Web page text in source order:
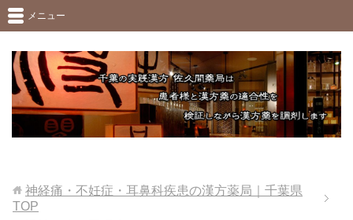
メニュー
神経痛・不妊症・耳鼻科疾患の漢方薬局｜千葉県
TOP